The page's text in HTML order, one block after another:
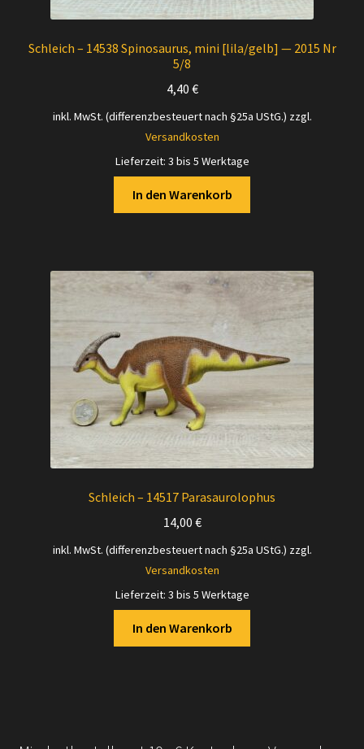
Schleich – 14538 Spinosaurus, mini [lila/gelb] — 2015 Nr
5/8
4,40 €
inkl. MwSt. (differenzbesteuert nach §25a UStG.) zzgl.
Versandkosten
Lieferzeit: 3 bis 5 Werktage
In den Warenkorb
Schleich – 14517 Parasaurolophus
14,00 €
inkl. MwSt. (differenzbesteuert nach §25a UStG.) zzgl.
Versandkosten
Lieferzeit: 3 bis 5 Werktage
In den Warenkorb